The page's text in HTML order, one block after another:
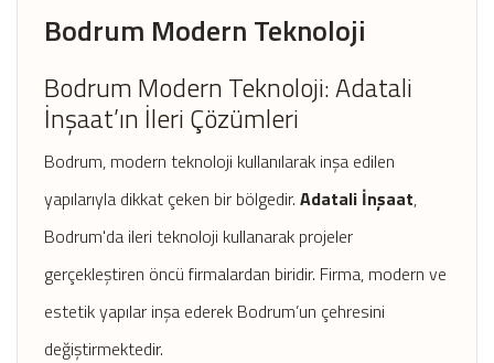
Bodrum Modern Teknoloji
Bodrum Modern Teknoloji: Adatali
İnşaat’ın İleri Çözümleri
Bodrum, modern teknoloji kullanılarak inşa edilen
yapılarıyla dikkat çeken bir bölgedir. Adatali İnşaat,
Bodrum'da ileri teknoloji kullanarak projeler
gerçekleştiren öncü firmalardan biridir. Firma, modern ve
estetik yapılar inşa ederek Bodrum’un çehresini
değiştirmektedir.